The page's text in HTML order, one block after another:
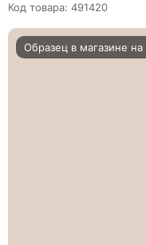
Код товара: 491420
Образец в магазине на